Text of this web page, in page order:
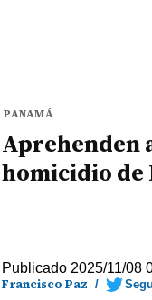
PANAMÁ
Aprehenden
homicidio de
Publicado 2025/11/08
Francisco Paz /